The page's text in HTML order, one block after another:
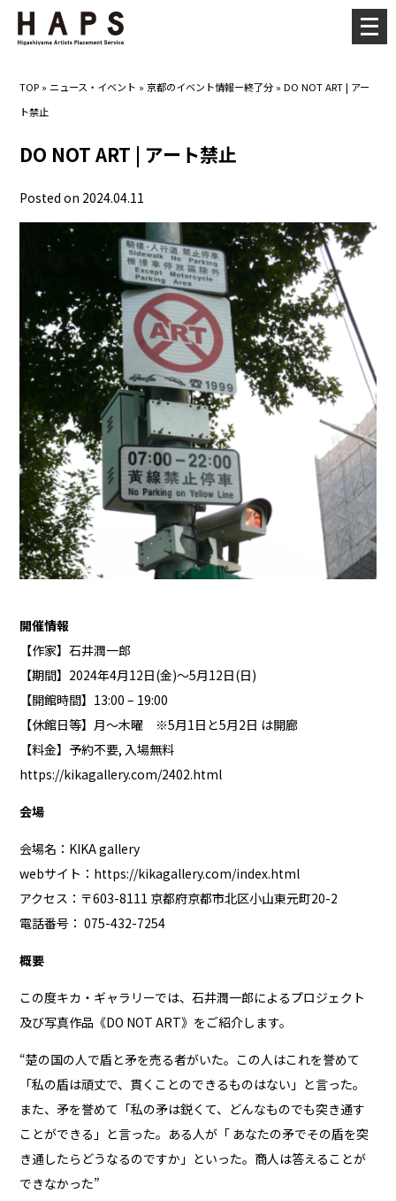
TOP » ニュース・イベント »京都のイベント情報ー終了分 »DO NOT ART | アー
ト禁止
DO NOT ART | アート禁止
Posted on 2024.04.11
開催情報
【作家】石井潤一郎
【期間】2024年4月12日(金)～5月12日(日)
【開館時間】13:00 – 19:00
【休館日等】月〜木曜 ※5月1日と5月2日 は開廊
【料金】予約不要, 入場無料
https://kikagallery.com/2402.html
会場
会場名：KIKA gallery
webサイト： https://kikagallery.com/index.html
アクセス：〒603-8111 京都府京都市北区小山東元町20-2
電話番号： 075-432-7254
概要
この度キカ・ギャラリーでは、石井潤一郎によるプロジェクト
及び写真作品《DO NOT ART》をご紹介します。
“楚の国の人で盾と矛を売る者がいた。この人はこれを誉めて
「私の盾は頑丈で、貫くことのできるものはない」と言った。
また、矛を誉めて「私の矛は鋭くて、どんなものでも突き通す
ことができる」と言った。ある人が「 あなたの矛でその盾を突
き通したらどうなるのですか」といった。商人は答えることが
できなかった”
メ
ニ
ー